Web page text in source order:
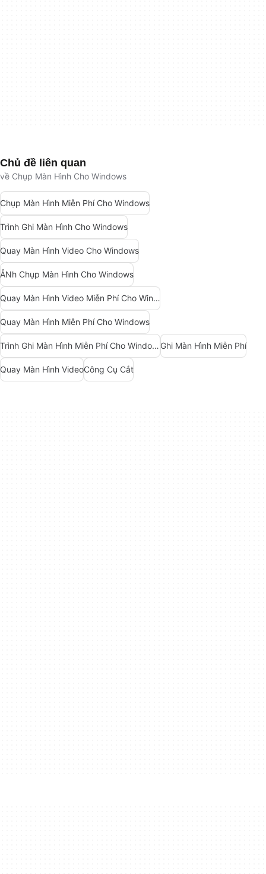
Chủ đề liên quan
về Chụp Màn Hình Cho Windows
Chụp Màn Hình Miễn Phí Cho Windows
Trình Ghi Màn Hình Cho Windows
Quay Màn Hình Video Cho Windows
ẢNh Chụp Màn Hình Cho Windows
Quay Màn Hình Video Miễn Phí Cho Windows
Quay Màn Hình Miễn Phí Cho Windows
Trình Ghi Màn Hình Miễn Phí Cho Windows Ghi Màn Hình Miễn Phí
Quay Màn Hình VideoCông Cụ Cắt